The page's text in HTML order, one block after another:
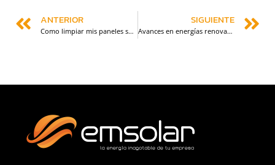
ANTERIOR
Como limpiar mis paneles solares.
SIGUIENTE
Avances en energías renovables: la energía solar.